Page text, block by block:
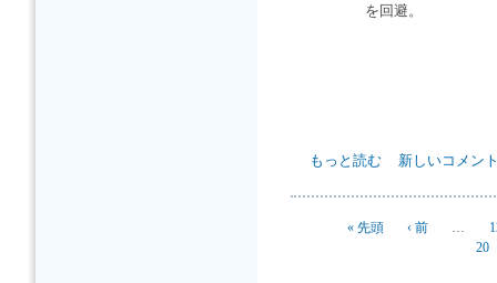
を回避。
【Web版第1回】 工期短縮は
もっと読む 新しいコメン
ページ
« 先頭 ‹ 前 …
20